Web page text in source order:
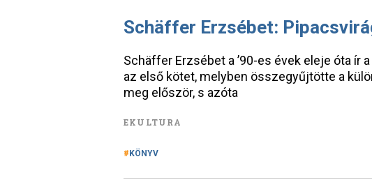
Schäffer Erzsébet:
Schäffer Erzsébet a ’90-es évek eleje óta ír
az első kötet, melyben összegyűjtötte a
meg először, s azóta
EKULTURA
KÖNYV